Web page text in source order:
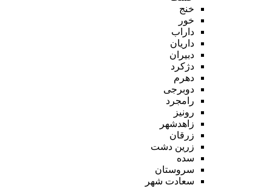
خنج
خور
داراب
داریان
دبیران
دژکرد
دهرم
دوبرجی
رامجرد
رونیز
زاهدشهر
زرقان
زرین دشت
سده
سروستان
سعادت شهر